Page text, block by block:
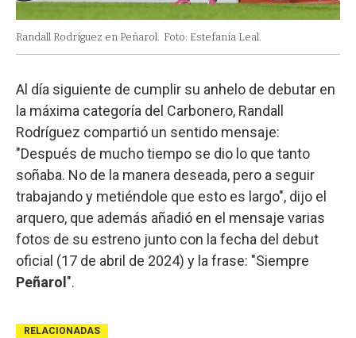
Randall Rodríguez en Peñarol. Foto: Estefanía Leal.
Al día siguiente de cumplir su anhelo de debutar en
la máxima categoría del Carbonero, Randall
Rodríguez compartió un sentido mensaje:
"Después de mucho tiempo se dio lo que tanto
soñaba. No de la manera deseada, pero a seguir
trabajando y metiéndole que esto es largo", dijo el
arquero, que además añadió en el mensaje varias
fotos de su estreno junto con la fecha del debut
oficial (17 de abril de 2024) y la frase: "Siempre
Peñarol ".
RELACIONADAS